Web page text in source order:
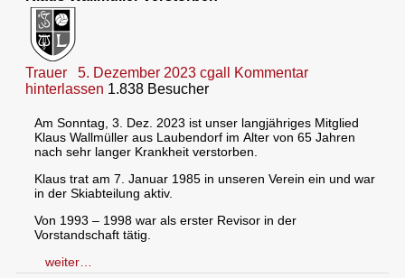
Trauer 5. Dezember 2023 cgall
Kommentar
hinterlassen 1.838 Besucher
Am Sonntag, 3. Dez. 2023 ist unser langjähriges Mitglied
Klaus Wallmüller aus Laubendorf im Alter von 65 Jahren
nach sehr langer Krankheit verstorben.
Klaus trat am 7. Januar 1985 in unseren Verein ein und war
in der Skiabteilung aktiv.
Von 1993 – 1998 war als erster Revisor in der
Vorstandschaft tätig.
weiter…